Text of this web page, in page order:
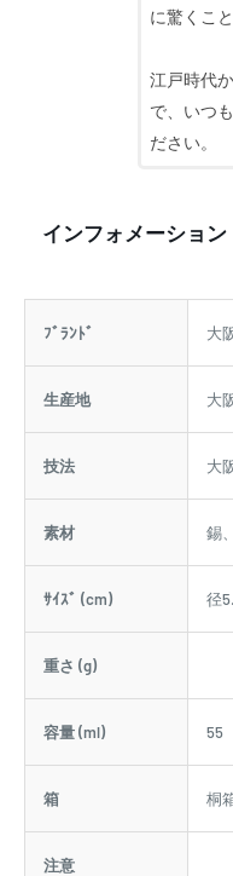
に驚くこ
江戸時代
で、いつ
ださい。
インフォメーション
ﾌﾞﾗﾝﾄﾞ 大
生産地 大
技法 大
素材 錫
ｻｲｽﾞ (cm) 径
重さ (g)
容量 (ml) 55
箱 桐
注意